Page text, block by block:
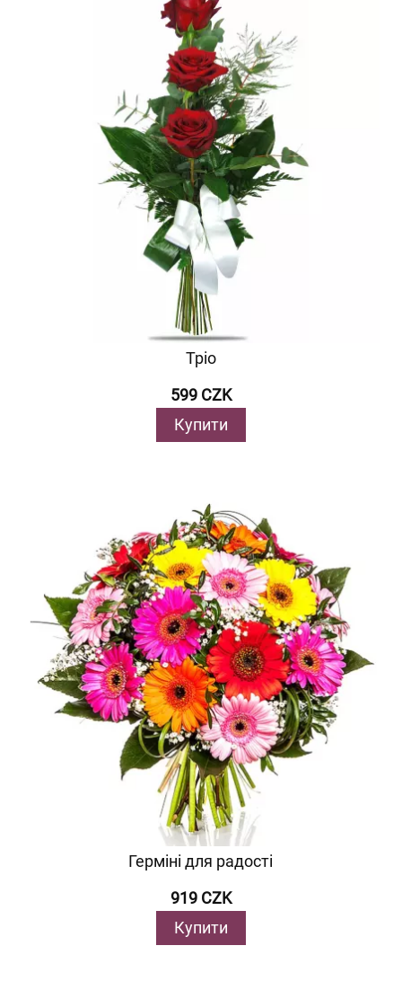
Тріо
599 CZK
Купити
Герміні для радості
919 CZK
Купити